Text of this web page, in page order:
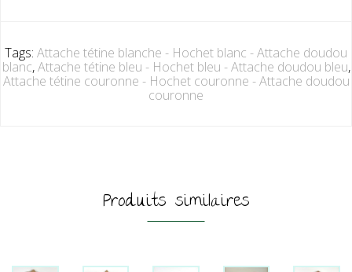
Tags: Attache tétine blanche - Hochet blanc - Attache doudou
blanc,Attache tétine bleu - Hochet bleu - Attache doudou bleu,
Attache tétine couronne - Hochet couronne - Attache doudou
couronne
Produits similaires